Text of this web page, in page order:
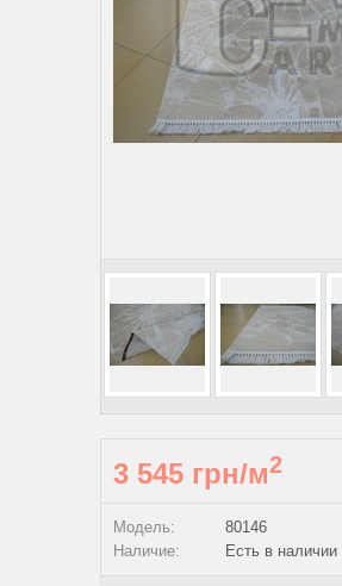
3 545 грн/м2
Модель:
80146
Наличие:
Есть в наличии